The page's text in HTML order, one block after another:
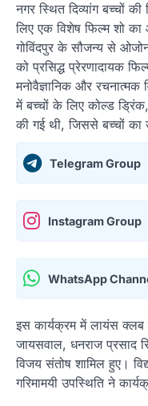
नगर स्थित दिव्यांग बच्चों
लिए एक विशेष फिल्म शो
गोविंदपुर के सौजन्य से
को प्रसिद्ध प्रेरणादायक
मनोवैज्ञानिक और रचनात्मक
में बच्चों के लिए कोल्ड
की गई थी, जिससे बच्चों का
Telegram Group
Instagram Group
WhatsApp
इस कार्यक्रम में लायंस क्लब
जायसवाल, धनराज प्रसाद
विजय संतोष शामिल हुए।
गरिमामयी उपस्थिति ने